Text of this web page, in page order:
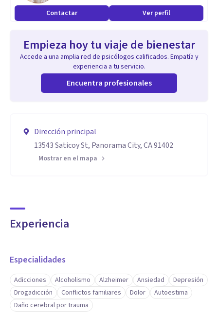
Contactar Ver perfil
Empieza hoy tu viaje de bienestar
Accede a una amplia red de psicólogos calificados. Empatía y
experiencia a tu servicio.
Encuentra profesionales
Dirección principal
13543 Saticoy St, Panorama City, CA 91402
Mostrar en el mapa
Experiencia
Especialidades
Adicciones Alcoholismo Alzheimer Ansiedad
Depresión
Drogadicción
Conflictos familiares Dolor
Autoestima
Daño cerebral por trauma